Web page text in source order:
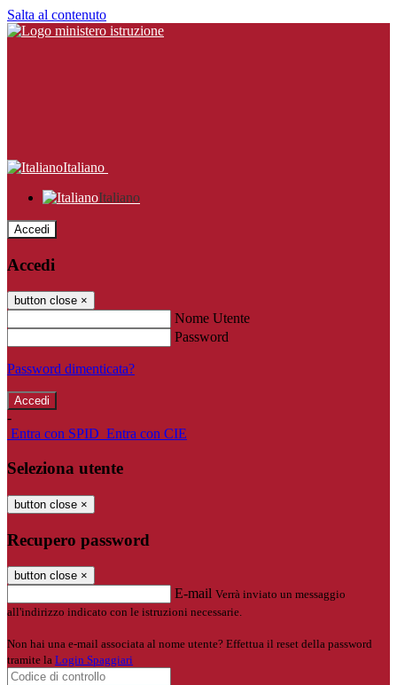
Salta al contenuto
Italiano
Italiano
Accedi
Accedi
button close ×
Nome Utente
Password
Password dimenticata?
-
Entra con SPID Entra con CIE
Seleziona utente
button close ×
Recupero password
button close ×
E-mail Verrà inviato un messaggio
all'indirizzo indicato con le istruzioni necessarie.
Non hai una e-mail associata al nome utente? Effettua il reset della password
tramite la Login Spaggiari